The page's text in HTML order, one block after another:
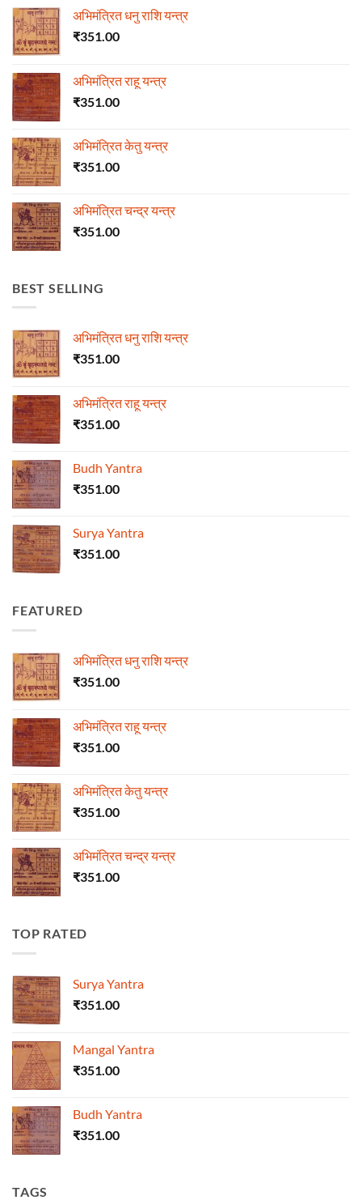
अभिमंत्रित धनु राशि यन्त्र
₹351.00
अभिमंत्रित राहू यन्त्र
₹351.00
अभिमंत्रित केतु यन्त्र
₹351.00
अभिमंत्रित चन्द्र यन्त्र
₹351.00
BEST SELLING
अभिमंत्रित धनु राशि यन्त्र
₹351.00
अभिमंत्रित राहू यन्त्र
₹351.00
Budh Yantra
₹351.00
Surya Yantra
₹351.00
FEATURED
अभिमंत्रित धनु राशि यन्त्र
₹351.00
अभिमंत्रित राहू यन्त्र
₹351.00
अभिमंत्रित केतु यन्त्र
₹351.00
अभिमंत्रित चन्द्र यन्त्र
₹351.00
TOP RATED
Surya Yantra
₹351.00
Mangal Yantra
₹351.00
Budh Yantra
₹351.00
TAGS